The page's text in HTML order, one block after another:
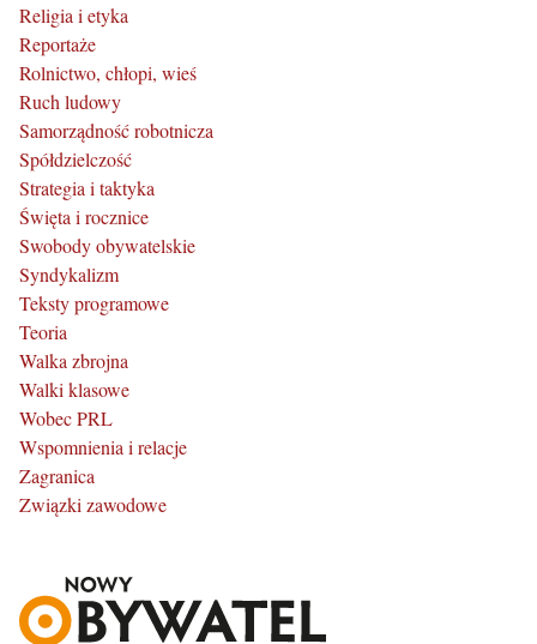
Religia i etyka
Reportaże
Rolnictwo, chłopi, wieś
Ruch ludowy
Samorządność robotnicza
Spółdzielczość
Strategia i taktyka
Święta i rocznice
Swobody obywatelskie
Syndykalizm
Teksty programowe
Teoria
Walka zbrojna
Walki klasowe
Wobec PRL
Wspomnienia i relacje
Zagranica
Związki zawodowe